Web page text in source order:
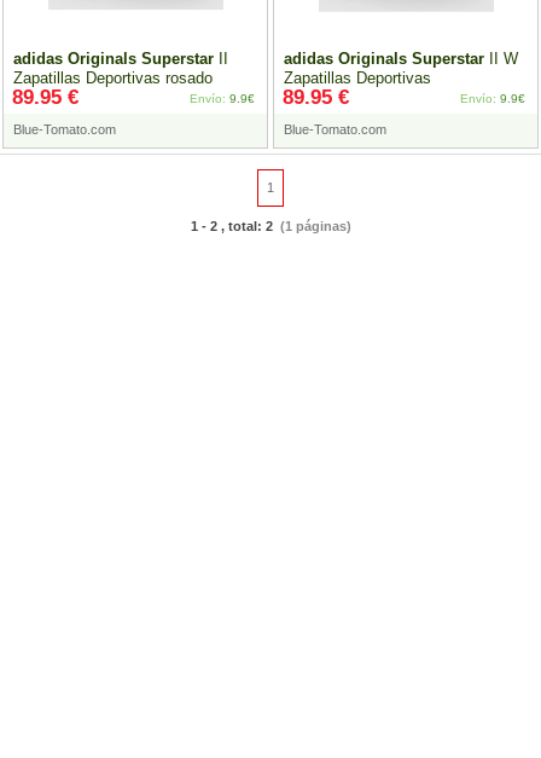
adidas Originals Superstar
Zapatillas Deportivas rosado
Blue-Tomato.com
89.95 € Envío: 9.9€
adidas Originals Superstar II W
Zapatillas Deportivas
Blue-Tomato.com
89.95 € Envío: 9.9€
1
1 - 2 , total: 2(1 páginas)